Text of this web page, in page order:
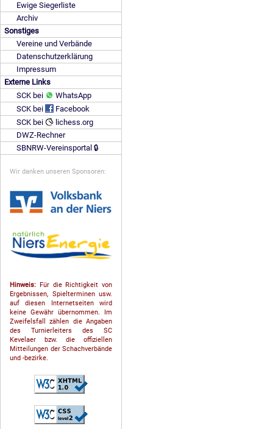
Ewige Siegerliste
Archiv
Sonstiges
Vereine und Verbände
Datenschutzerklärung
Impressum
Externe Links
SCK bei
WhatsApp
SCK bei
Facebook
SCK bei
lichess.org
DWZ-Rechner
SBNRW-Vereinsportal 🔒
Wir danken unseren Sponsoren:
Hinweis: Für die Richtigkeit von
Ergebnissen, Spielterminen usw.
auf diesen Internetseiten wird
keine Gewähr übernommen. Im
Zweifelsfall zählen die Angaben
des Turnierleiters des SC
Kevelaer bzw. die offiziellen
Mitteilungen der Schach­ver­bände
und -bezirke.